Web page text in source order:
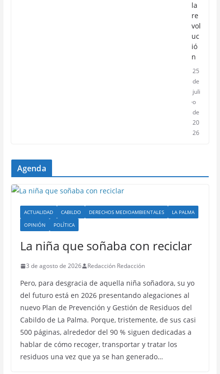
la
re
vol
uc
ió
n
25
de
juli
o
de
20
26
Agenda
ACTUALIDAD CABILDO DERECHOS MEDIOAMBIENTALES
LA PALMA
OPINIÓN
POLÍTICA
La niña que soñaba con reciclar
3 de agosto de 2026 Redacción Redacción
Pero, para desgracia de aquella niña soñadora, su yo
del futuro está en 2026 presentando alegaciones al
nuevo Plan de Prevención y Gestión de Residuos del
Cabildo de La Palma. Porque, tristemente, de sus casi
500 páginas, alrededor del 90 % siguen dedicadas a
hablar de cómo recoger, transportar y tratar los
residuos una vez que ya se han generado…